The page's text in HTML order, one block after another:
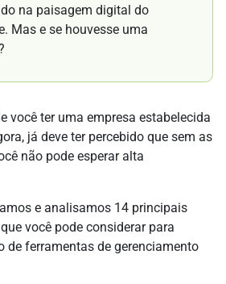
na paisagem digital do
Mas e se houvesse uma
você ter uma empresa estabelecida
já deve ter percebido que sem as
não pode esperar alta
e analisamos 14 principais
você pode considerar para
de ferramentas de gerenciamento